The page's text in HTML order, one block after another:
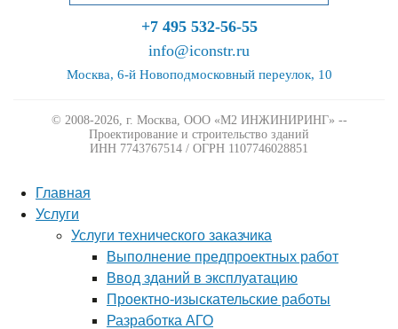
+7 495 532-56-55
info@iconstr.ru
Москва, 6-й Новоподмосковный переулок, 10
© 2008-2026, г. Москва, ООО «М2 ИНЖИНИРИНГ» --
Проектирование и строительство зданий
ИНН 7743767514 / ОГРН 1107746028851
Главная
Услуги
Услуги технического заказчика
Выполнение предпроектных работ
Ввод зданий в эксплуатацию
Проектно-изыскательские работы
Разработка АГО